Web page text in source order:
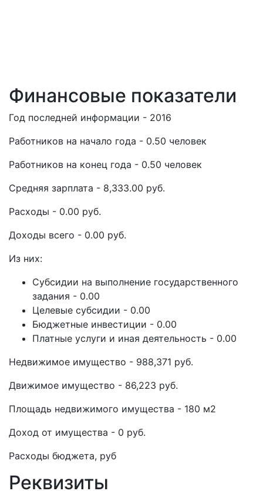
Финансовые показатели
Год последней информации - 2016
Работников на начало года - 0.50 человек
Работников на конец года - 0.50 человек
Средняя зарплата - 8,333.00 руб.
Расходы - 0.00 руб.
Доходы всего - 0.00 руб.
Из них:
Субсидии на выполнение государственного
задания - 0.00
Целевые субсидии - 0.00
Бюджетные инвестиции - 0.00
Платные услуги и иная деятельность - 0.00
Недвижимое имущество - 988,371 руб.
Движимое имущество - 86,223 руб.
Площадь недвижимого имущества - 180 м2
Доход от имущества - 0 руб.
Расходы бюджета, руб
Реквизиты